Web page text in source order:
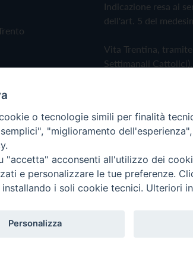
Indicazione resa ai
dell'art. 5 del
Vita Trentina,
Settimanali
Privacy Policy
riservati - Vita Trentina Editrice
o tecnologie simili per finalità
"miglioramento
"accetta" acconsenti all'utilizzo dei
e personalizzare le tue preferenze.
installando i soli cookie tecnici. Ulteriori
Personalizza